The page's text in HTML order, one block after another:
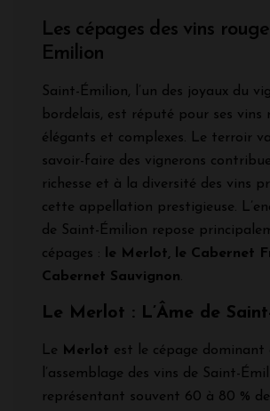
Les cépages des vins
Emilion
Saint-Émilion, l’un des joyaux du
bordelais, est réputé pour ses vins
élégants et complexes. Le terroir
savoir-faire des vignerons
richesse et à la diversité des vins
cette appellation prestigieuse.
de Saint-Émilion repose
cépages :
le Merlot, le Cabernet
Cabernet Sauvignon.
Le Merlot : L’Âme de
Le Merlot est le cépage dominant
l’assemblage des vins de Saint-
représentant souvent 60 à 80 %